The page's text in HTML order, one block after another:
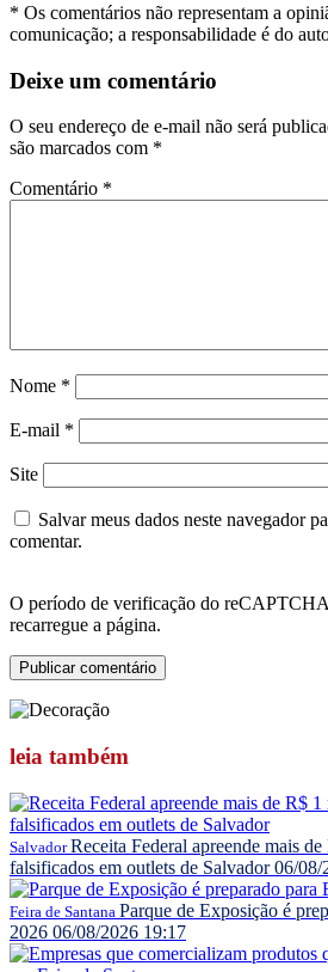
* Os comentários não representam a
comunicação; a responsabilidade é do
Deixe um comentário
O seu endereço de e-mail não será
são marcados com *
Comentário *
Nome *
E-mail *
Site
Salvar meus dados neste navegador
comentar.
O período de verificação do
recarregue a página.
leia também
SalvadorReceita Federal apreende mais
falsificados em outlets de Salvador 06/08/
Feira de Santana Parque de Exposição é
2026 06/08/2026 19:17